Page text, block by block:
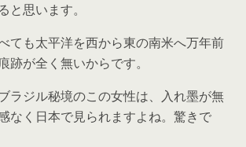
と思います。
ても太平洋を西から東の南米へ万年前
跡が全く無いからです。
ラジル秘境のこの女性は、入れ墨が無
なく日本で見られますよね。驚きで